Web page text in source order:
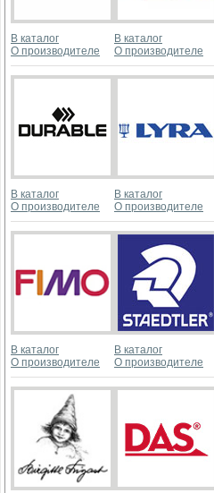
В каталог
О производителе
В каталог
О производителе
В каталог
О производителе
В каталог
О производителе
В каталог
О производителе
В каталог
О производителе